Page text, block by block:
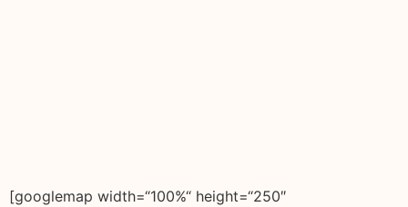
[googlemap width=“100%“ height=“250″